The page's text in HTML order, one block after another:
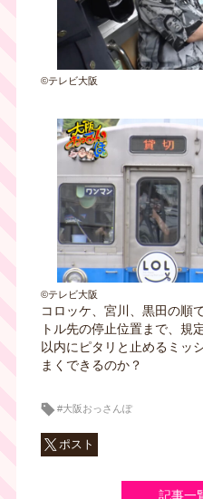
©テレビ大阪
©テレビ大阪
コロッケ、宮川、黒田の順
トル先の停止位置まで、規
以内にピタリと止めるミッ
まくできるのか？
#大阪おっさんぽ
ポスト
記事一